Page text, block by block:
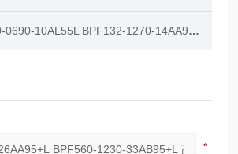
10AL55L BPF132-1270-14AA95 高频测试插座 E-TEC